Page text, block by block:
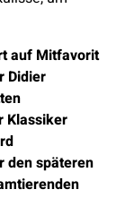
auf Mitfavorit
Didier
Klassiker
den späteren